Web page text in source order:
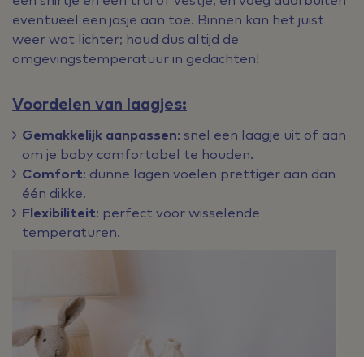
eventueel een jasje aan toe. Binnen kan het juist
weer wat lichter; houd dus altijd de
omgevingstemperatuur in gedachten!
Voordelen van laagjes:
Gemakkelijk aanpassen: snel een laagje uit of aan
om je baby comfortabel te houden.
Comfort: dunne lagen voelen prettiger aan dan
één dikke.
Flexibiliteit: perfect voor wisselende
temperaturen.